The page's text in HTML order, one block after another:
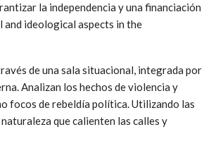
la independencia y una financiación
and ideological aspects in the
de una sala situacional, integrada por
Analizan los hechos de violencia y
focos de rebeldía política. Utilizando las
que calienten las calles y